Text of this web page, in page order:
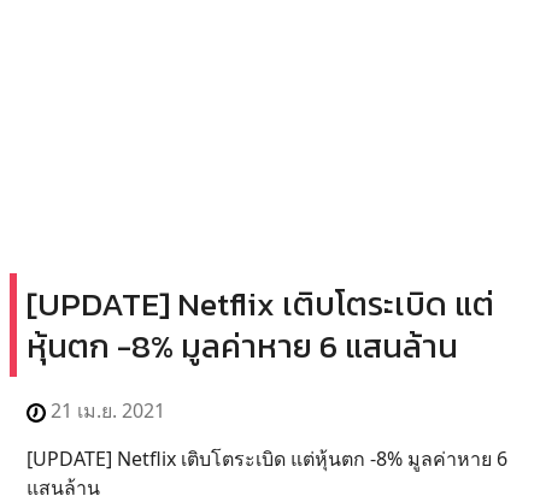
[UPDATE] Netflix เติบโตระเบิด แต่
หุ้นตก -8% มูลค่าหาย 6 แสนล้าน
21 เม.ย. 2021
[UPDATE] Netflix เติบโตระเบิด แต่หุ้นตก -8% มูลค่าหาย 6
แสนล้าน